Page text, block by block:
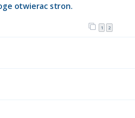
otwierac stron.
1 2